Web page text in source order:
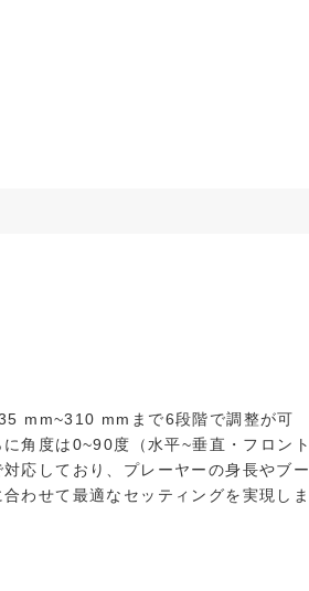
mm~310 mmまで6段階で調整が可
に角度は0~90度（水平~垂直・フロント
応しており、プレーヤーの身長やブー
合わせて最適なセッティングを実現しま